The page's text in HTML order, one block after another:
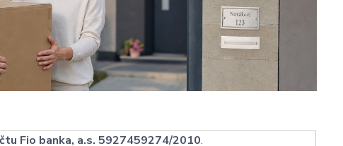
Fio banka, a.s. 5927459274/2010.